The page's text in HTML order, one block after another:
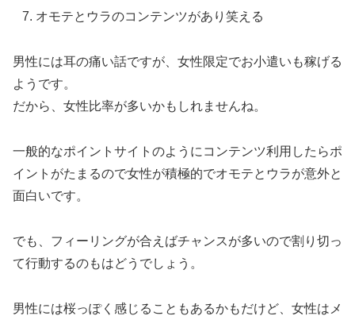
オモテとウラのコンテンツがあり笑える
男性には耳の痛い話ですが、女性限定でお小遣いも稼げる
ようです。
だから、女性比率が多いかもしれませんね。
一般的なポイントサイトのようにコンテンツ利用したらポ
イントがたまるので女性が積極的でオモテとウラが意外と
面白いです。
でも、フィーリングが合えばチャンスが多いので割り切っ
て行動するのもはどうでしょう。
男性には桜っぽく感じることもあるかもだけど、女性はメ